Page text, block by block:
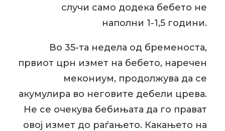
случи само додека бебето не
наполни 1-1,5 години.
Во 35-та недела од бременоста,
првиот црн измет на бебето, наречен
мекониум, продолжува да се
акумулира во неговите дебели црева.
Не се очекува бебињата да го прават
овој измет до раѓањето. Какањето на